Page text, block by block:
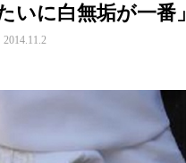
いに白無垢が一番」
2014.11.2